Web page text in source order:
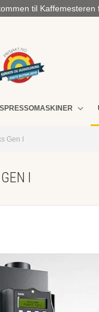
til
Gen I
I